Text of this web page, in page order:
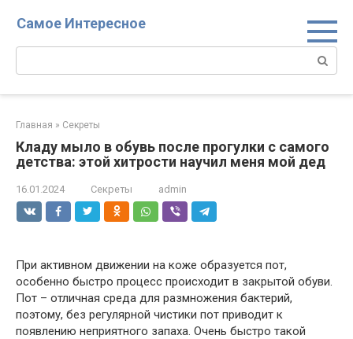
Самое Интересное
Поиск:
Главная » Секреты
Кладу мыло в обувь после прогулки с самого
детства: этой хитрости научил меня мой дед
16.01.2024 Секреты admin
При активном движении на коже образуется пот,
особенно быстро процесс происходит в закрытой обуви.
Пот – отличная среда для размножения бактерий,
поэтому, без регулярной чистики пот приводит к
появлению неприятного запаха. Очень быстро такой